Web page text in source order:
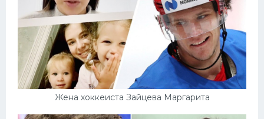
Жена хоккеиста Зайцева Маргарита